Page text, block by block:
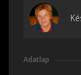
Adatlap